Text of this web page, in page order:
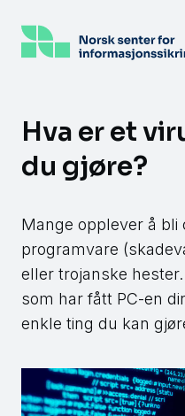
hovedinnhold
Hva er et
du gjøre?
Mange opplever å bli
programvare
eller trojanske
som har fått PC-en
enkle ting du kan